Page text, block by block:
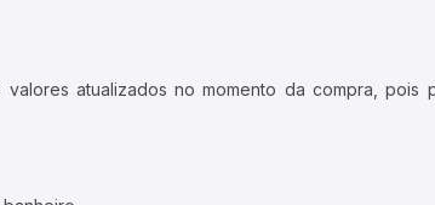
atualizados no momento da compra, pois